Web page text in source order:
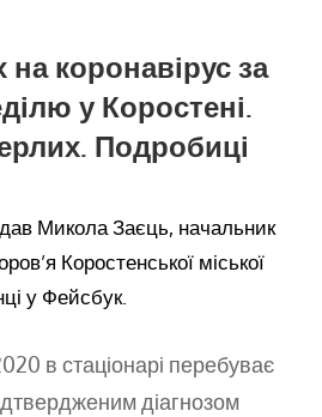
на коронавірус за
у Коростені.
Подробиці
Микола Заєць, начальник
Коростенської міської
у Фейсбук.
в стаціонарі перебуває
діагнозом